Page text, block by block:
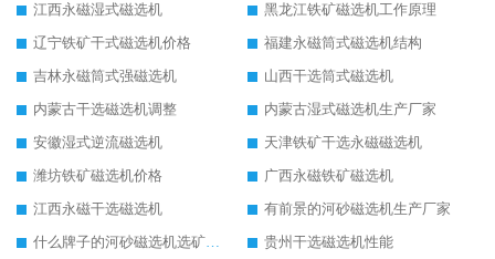
江西永磁湿式磁选机
黑龙江铁矿磁选机工作原理
辽宁铁矿干式磁选机价格
福建永磁筒式磁选机结构
吉林永磁筒式强磁选机
山西干选筒式磁选机
内蒙古干选磁选机调整
内蒙古湿式磁选机生产厂家
安徽湿式逆流磁选机
天津铁矿干选永磁磁选机
潍坊铁矿磁选机价格
广西永磁铁矿磁选机
江西永磁干选磁选机
有前景的河砂磁选机生产厂家
什么牌子的河砂磁选机选矿效果好
贵州干选磁选机性能